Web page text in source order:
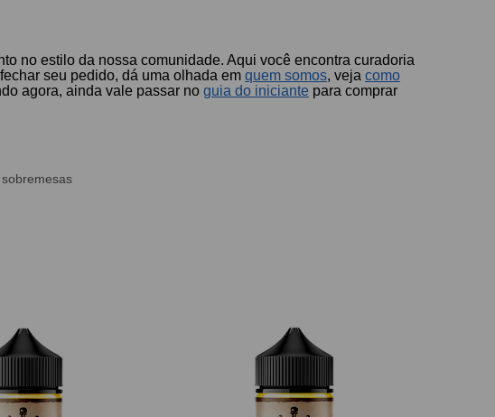
no estilo da nossa comunidade. Aqui você encontra curadoria
seu pedido, dá uma olhada emquem somos, vejacomo
agora, ainda vale passar noguia do iniciante para comprar